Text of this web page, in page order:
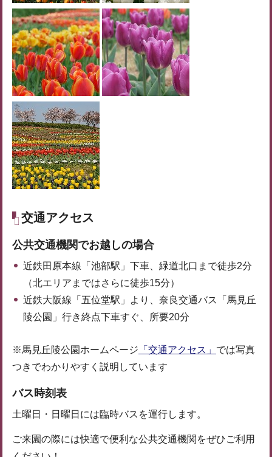
交通アクセス
公共交通機関でお越しの場合
近鉄田原本線「池部駅」下車、緑道北口まで徒歩2分
（北エリアまではさらに徒歩15分）
近鉄大阪線「五位堂駅」より、奈良交通バス「馬見丘
陵公園」行き終点下車すぐ、所要20分
※馬見丘陵公園ホームページ 「交通アクセス」 では写真
つきでわかりやすく説明しています
バス時刻表
土曜日・日曜日には臨時バスを運行します。
ご来園の際には快適で便利な公共交通機関をぜひご利用